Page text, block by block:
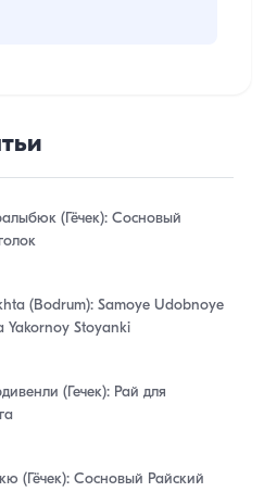
(Гёчек): Сосновый
(Bodrum): Samoye Udobnoye
Yakornoy Stoyanki
(Гечек): Рай для
(Гёчек): Сосновый Райский